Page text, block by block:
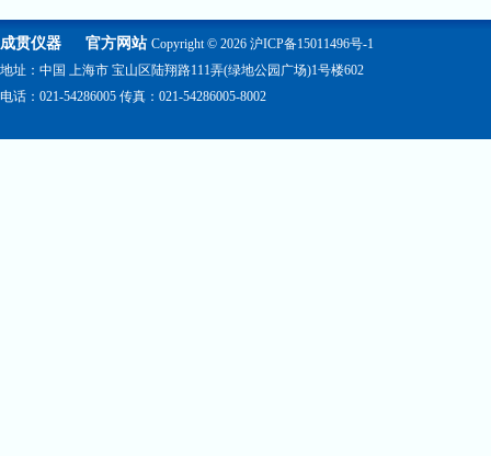
成贯仪器 官方网站 Copyright © 2026 沪ICP备15011496号-1
地址：中国 上海市 宝山区陆翔路111弄(绿地公园广场)1号楼602
电话：021-54286005 传真：021-54286005-8002